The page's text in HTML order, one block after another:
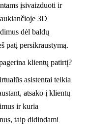
įsivaizduoti ir
3D
dėl baldų
patį persikraustymą.
klientų patirtį?
asistentai teikia
atsako į klientų
ir kuria
taip didindami